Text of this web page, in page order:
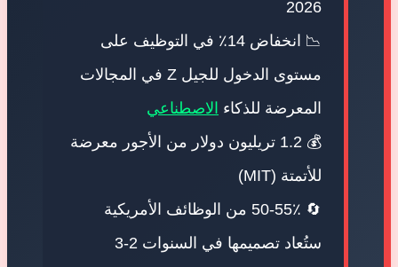
📉 انخفاض 14٪ في التوظيف على
مستوى الدخول للجيل Z في المجالات
المعرضة للذكاءالاصطناعي
💰 1.2 تريليون دولار من الأجور معرضة
للأتمتة (MIT)
🔄 50-55٪ من الوظائف الأمريكية
ستُعاد تصميمها في السنوات 2-3